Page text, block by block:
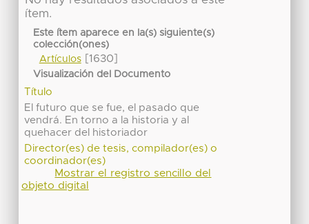
ítem.
Este ítem aparece en la(s) siguiente(s)
colección(ones)
Artículos[1630]
Visualización del Documento
Título
El futuro que se fue, el pasado que
vendrá. En torno a la historia y al
quehacer del historiador
Director(es) de tesis, compilador(es) o
coordinador(es)
Mostrar el registro sencillo del
objeto digital